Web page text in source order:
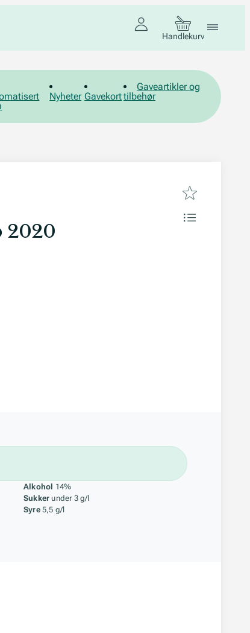
Handlekurv
Nyheter Gavekort
Gaveartikler og
tilbehør
2020
Alkohol 14%
Sukker under 3 g/l
Syre 5,5 g/l